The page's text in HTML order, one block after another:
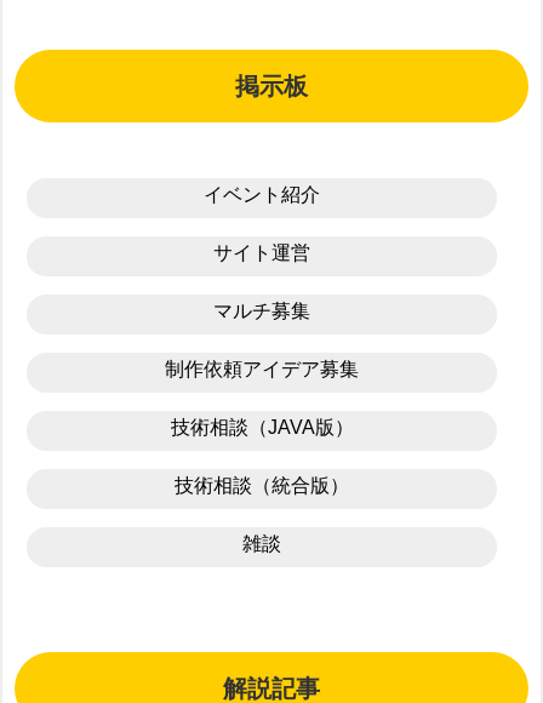
掲示板
イベント紹介
サイト運営
マルチ募集
制作依頼アイデア募集
技術相談（JAVA版）
技術相談（統合版）
雑談
解説記事